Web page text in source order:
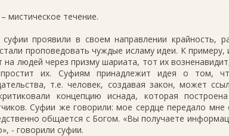
мистическое течение.
проявили в своем направлении крайность,
проповедовать чуждые исламу идеи. К примеру,
на людей через призму шариата, тот их
их. Суфиям принадлежит идея о том,
т.е. человек, создавая закон, может
концепцию иснада, которая
Суфии же говорили: мое сердце передало
общается с Богом. «Вы получаете
- говорили суфии.